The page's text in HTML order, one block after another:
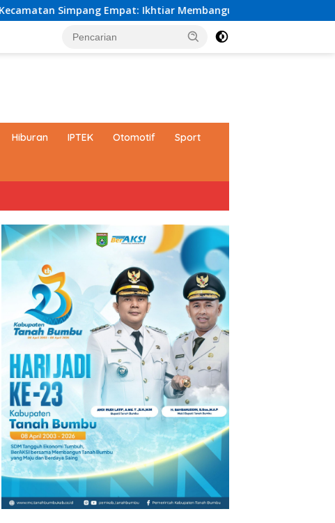
Ikhtiar Membangun Generasi Qur’ani
Hiburan IPTEK Otomotif Sport